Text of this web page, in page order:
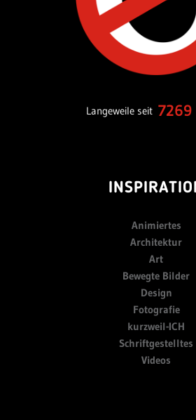
Langeweile seit 7269
Animiertes
Architektur
Art
Bewegte Bilder
Design
Fotografie
kurzweil-ICH
Schriftgestelltes
Videos